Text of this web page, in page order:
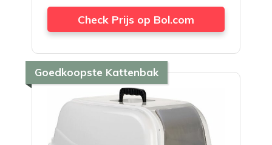
Check Prijs op Bol.com
Goedkoopste Kattenbak